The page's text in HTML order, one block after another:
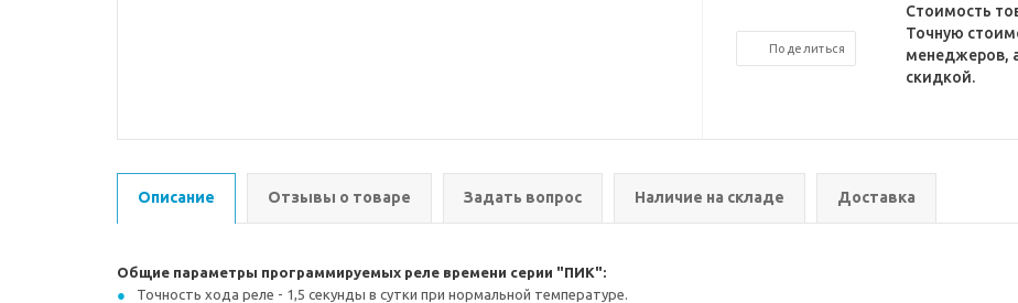
Поделиться
Стоимость
Точную
менеджеров,
скидкой.
Описание Отзывы о товаре Задать вопрос Наличие на складе Доставка
Общие параметры программируемых реле времени серии "ПИК":
Точность хода реле - 1,5 секунды в сутки при нормальной температуре.